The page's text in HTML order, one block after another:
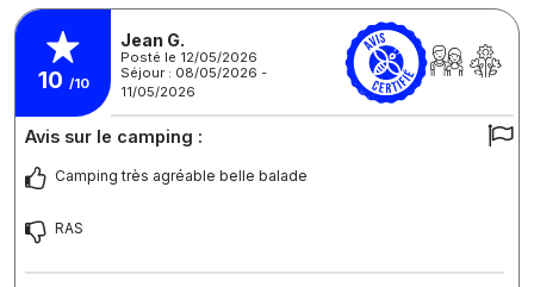
10 /10
Jean G.
Posté le 12/05/2026
Séjour : 08/05/2026 -
11/05/2026
Avis sur le camping :
Camping très agréable belle balade
RAS